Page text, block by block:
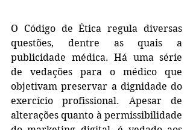
O Código de Ética regula diversas
questões, dentre as quais a
publicidade médica. Há uma série
de vedações para o médico que
objetivam preservar a dignidade do
exercício profissional. Apesar de
alterações quanto à permissibilidade